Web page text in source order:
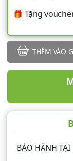
🎁 Tặng
THÊM VÀO
BẢO HÀNH TẠI